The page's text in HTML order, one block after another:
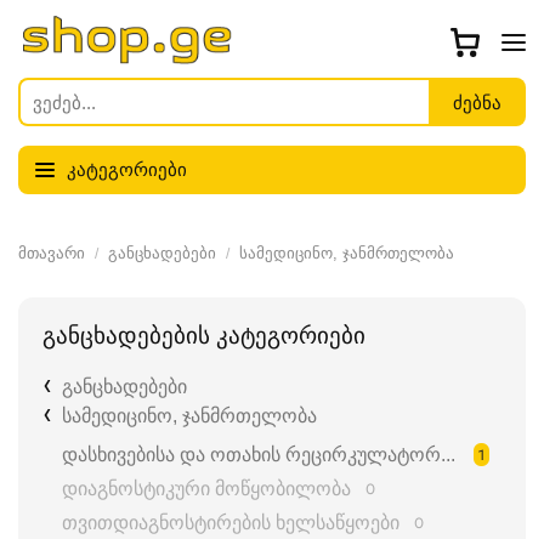
კატეგორიები
მთავარი განცხადებები სამედიცინო, ჯანმრთელობა
განცხადებების კატეგორიები
განცხადებები
სამედიცინო, ჯანმრთელობა
დასხივებისა და ოთახის რეცირკულატორები
1
დიაგნოსტიკური მოწყობილობა 0
თვითდიაგნოსტირების ხელსაწყოები 0